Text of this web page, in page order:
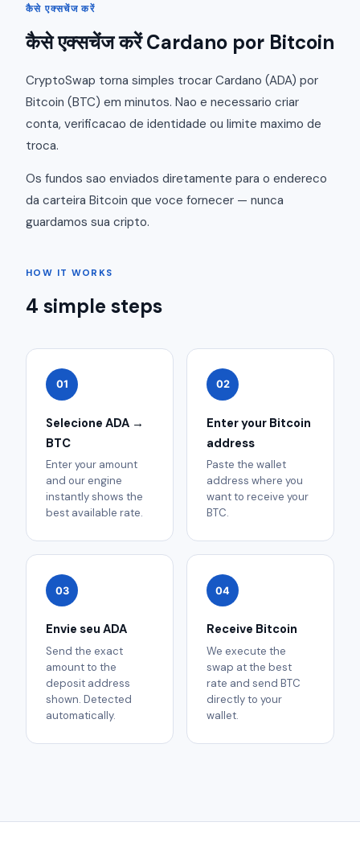
कैसे एक्सचेंज करें
कैसे एक्सचेंज करें Cardano por Bitcoin
CryptoSwap torna simples trocar Cardano (ADA) por
Bitcoin (BTC) em minutos. Nao e necessario criar
conta, verificacao de identidade ou limite maximo de
troca.
Os fundos sao enviados diretamente para o endereco
da carteira Bitcoin que voce fornecer — nunca
guardamos sua cripto.
HOW IT WORKS
4 simple steps
01
Selecione ADA →
BTC
Enter your amount
and our engine
instantly shows the
best available rate.
02
Enter your Bitcoin
address
Paste the wallet
address where you
want to receive your
BTC.
03
Envie seu ADA
Send the exact
amount to the
deposit address
shown. Detected
automatically.
04
Receive Bitcoin
We execute the
swap at the best
rate and send BTC
directly to your
wallet.